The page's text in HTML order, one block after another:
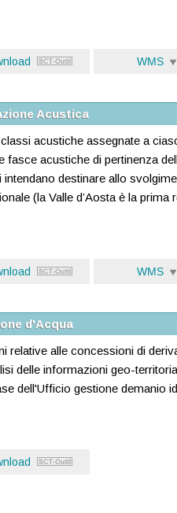
WMS
Acustica
acustiche assegnate a
fasce acustiche di pertinenza
destinare allo
(la Valle d’Aosta è la
WMS
d'Acqua
relative alle concessioni di
delle informazioni geo-
dell'Ufficio gestione demanio